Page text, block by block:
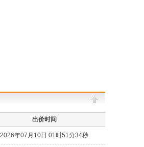
出价时间
2026年07月10日 01时51分34秒